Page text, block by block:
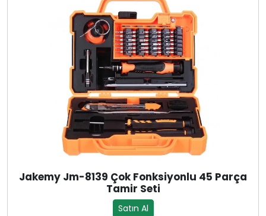
Jakemy Jm-8139 Çok Fonksiyonlu 45 Parça
Tamir Seti
Satın Al